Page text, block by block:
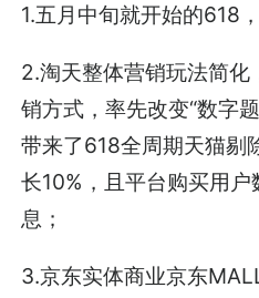
1.五月中旬就开始的618
2.淘天整体营销玩法简化
销方式，率先改变“数字
带来了618全周期天猫剔
长10%，且平台购买用
息；
3.京东实体商业京东